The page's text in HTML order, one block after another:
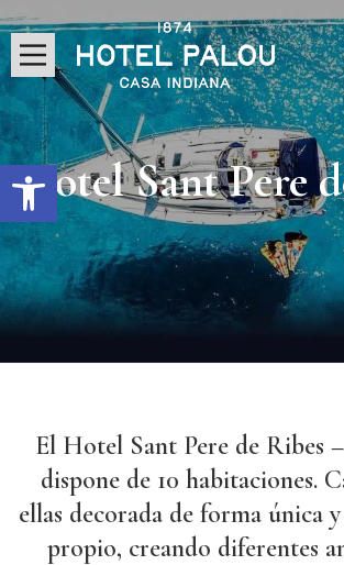
Abrir barra de herramientas
Hotel Sant Pere
El Hotel Sant Pere de Ribes
dispone de 10 habitaciones.
ellas decorada de forma única
propio, creando diferentes